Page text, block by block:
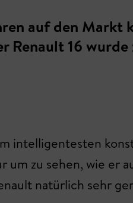
auf den
Renault 16
intelligentesten
zu sehen, wie er
natürlich sehr